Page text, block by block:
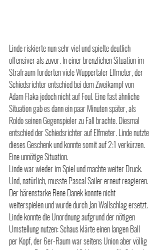
Linde riskierte nun sehr viel und spielte deutlich
offensiver als zuvor. In einer brenzlichen Situation im
Strafraum forderten viele Wuppertaler Elfmeter, der
Schiedsrichter entschied bei dem Zweikampf von
Adam Flaka jedoch nicht auf Foul. Eine fast ähnliche
Situation gab es dann ein paar Minuten später, als
Roldo seinen Gegenspieler zu Fall brachte. Diesmal
entschied der Schiedsrichter auf Elfmeter. Linde nutzte
dieses Geschenk und konnte somit auf 2:1 verkürzen.
Eine unnötige Situation.
Linde war wieder im Spiel und machte weiter Druck.
Und, natürlich, musste Pascal Sailer erneut reagieren.
Der bärenstarke Rene Danek konnte nicht
weiterspielen und wurde durch Jan Wallschlag ersetzt.
Linde konnte die Unordnung aufgrund der nötigen
Umstellung nutzen: Schaus klärte einen langen Ball
per Kopf, der 6er-Raum war seitens Union aber völlig